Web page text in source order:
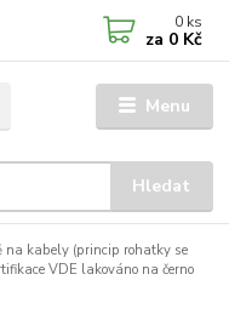
Menu
Hledat
0 ks
za 0 Kč
na kabely (princip rohatky se
VDE lakováno na černo